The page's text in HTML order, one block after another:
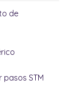
de
STM